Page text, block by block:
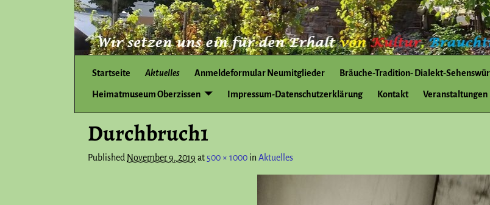
Startseite Aktuelles Anmeldeformular Neumitglieder Bräuche-Tradition- Dialekt-
Heimatmuseum Oberzissen Impressum-Datenschutzerklärung Kontakt Veranstaltungen
Durchbruch1
Published November 9, 2019 at 500 × 1000 in Aktuelles